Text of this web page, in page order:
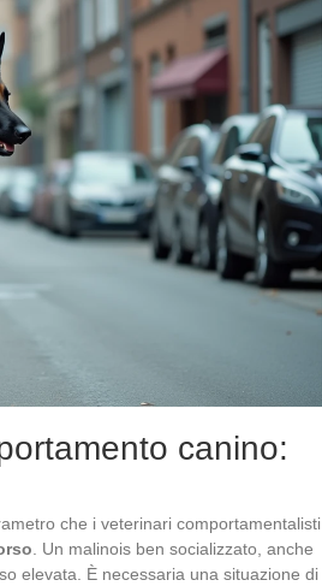
canino:
che i veterinari comportamentalisti
. Un malinois ben socializzato, anche
elevata. È necessaria una situazione di